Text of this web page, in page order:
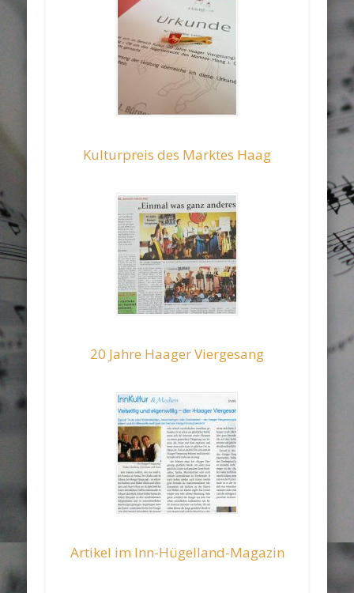
Kulturpreis des Marktes Haag
20 Jahre Haager Viergesang
Artikel im Inn-Hügelland-Magazin